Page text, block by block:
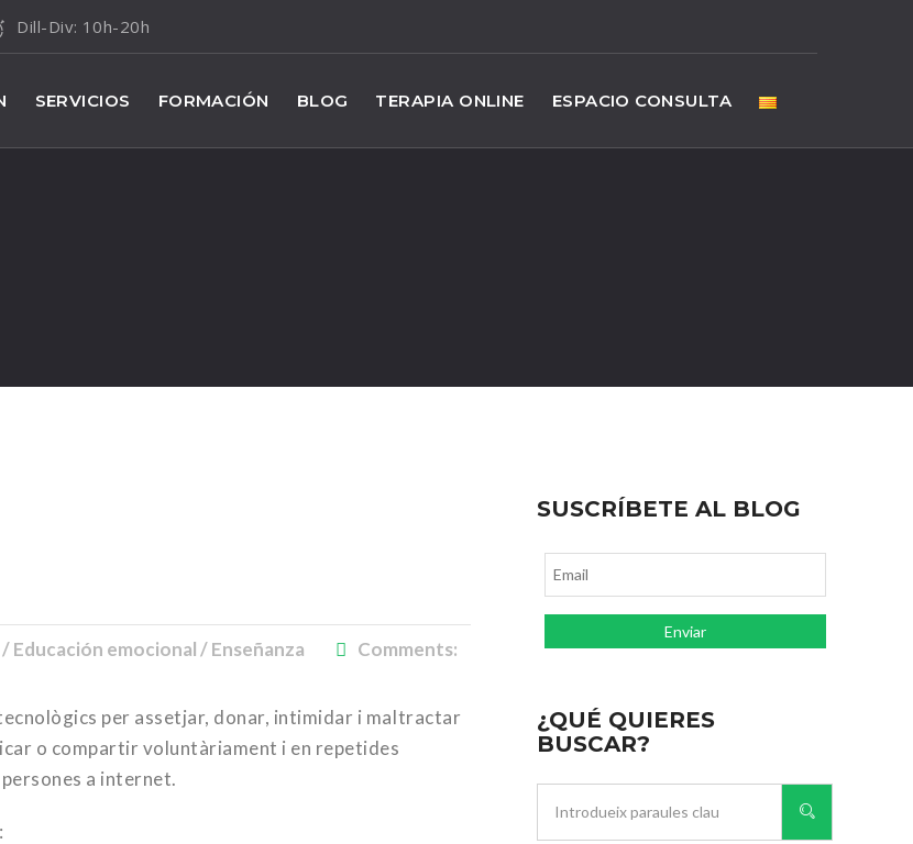
Dill-Div: 10h-20h
SERVICIOS FORMACIÓN BLOG TERAPIA ONLINE ESPACIO CONSULTA
emocional / Enseñanza
Comments:
per assetjar, donar, intimidar i maltractar
o compartir voluntàriament i en repetides
a internet.
SUSCRÍBETE AL BLOG
¿QUÉ QUIERES
BUSCAR?